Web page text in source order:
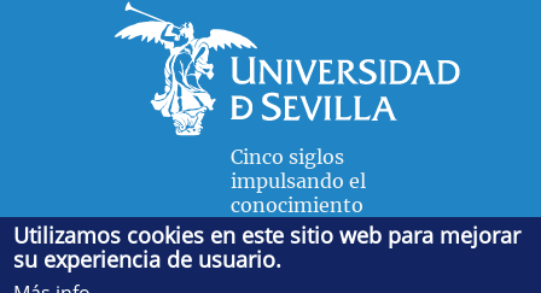
Cinco siglos
impulsando el
conocimiento
FACULTAD DE FÍSICA
Utilizamos cookies en este sitio web para mejorar
su experiencia de usuario.